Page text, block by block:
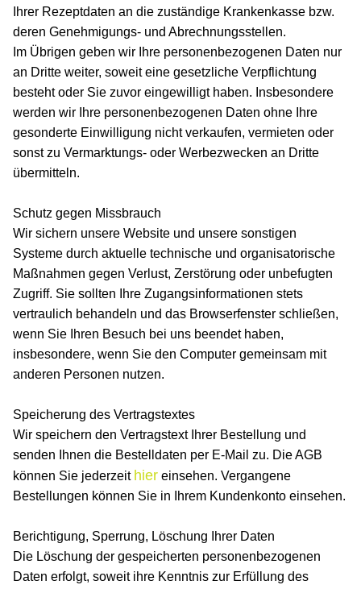
Ihrer Rezeptdaten an die zuständige Krankenkasse bzw.
deren Genehmigungs- und Abrechnungsstellen.
Im Übrigen geben wir Ihre personenbezogenen Daten nur
an Dritte weiter, soweit eine gesetzliche Verpflichtung
besteht oder Sie zuvor eingewilligt haben. Insbesondere
werden wir Ihre personenbezogenen Daten ohne Ihre
gesonderte Einwilligung nicht verkaufen, vermieten oder
sonst zu Vermarktungs- oder Werbezwecken an Dritte
übermitteln.
Schutz gegen Missbrauch
Wir sichern unsere Website und unsere sonstigen
Systeme durch aktuelle technische und organisatorische
Maßnahmen gegen Verlust, Zerstörung oder unbefugten
Zugriff. Sie sollten Ihre Zugangsinformationen stets
vertraulich behandeln und das Browserfenster schließen,
wenn Sie Ihren Besuch bei uns beendet haben,
insbesondere, wenn Sie den Computer gemeinsam mit
anderen Personen nutzen.
Speicherung des Vertragstextes
Wir speichern den Vertragstext Ihrer Bestellung und
senden Ihnen die Bestelldaten per E-Mail zu. Die AGB
können Sie jederzeit hier einsehen. Vergangene
Bestellungen können Sie in Ihrem Kundenkonto einsehen.
Berichtigung, Sperrung, Löschung Ihrer Daten
Die Löschung der gespeicherten personenbezogenen
Daten erfolgt, soweit ihre Kenntnis zur Erfüllung des